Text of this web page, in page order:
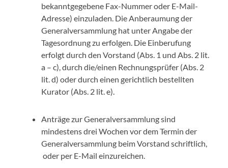
bekanntgegebene Fax-Nummer oder E-Mail-
Adresse) einzuladen. Die Anberaumung der
Generalversammlung hat unter Angabe der
Tagesordnung zu erfolgen. Die Einberufung
erfolgt durch den Vorstand (Abs. 1 und Abs. 2 lit.
a – c), durch die/einen Rechnungsprüfer (Abs. 2
lit. d) oder durch einen gerichtlich bestellten
Kurator (Abs. 2 lit. e).
Anträge zur Generalversammlung sind
mindestens drei Wochen vor dem Termin der
Generalversammlung beim Vorstand schriftlich,
oder per E-Mail einzureichen.